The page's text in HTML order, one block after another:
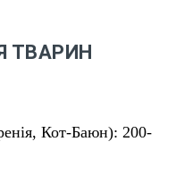
ТВАРИН
Кот-Баюн): 200-